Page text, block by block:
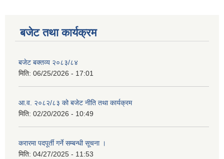
बजेट तथा कार्यक्रम
बजेट बक्तव्य २०८३/८४
मिति: 06/25/2026 - 17:01
आ.व. २०८२/८३ को बजेट नीति तथा कार्यक्रम
मिति: 02/20/2026 - 10:49
करारमा पदपूर्ती गर्ने सम्बन्धी सूचना ।
मिति: 04/27/2025 - 11:53